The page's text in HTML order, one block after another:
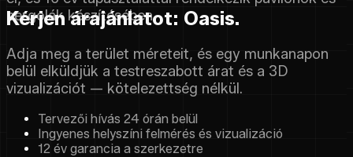
pergolák készítésében.
Kérjen árajánlatot: Oasis.
Adja meg a terület méreteit, és egy munkanapon
belül elküldjük a testreszabott árat és a 3D
vizualizációt — kötelezettség nélkül.
Tervezői hívás 24 órán belül
Ingyenes helyszíni felmérés és vizualizáció
12 év garancia a szerkezetre